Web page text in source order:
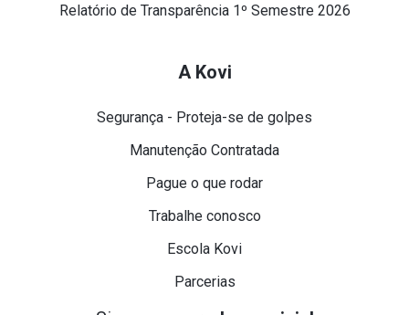
Relatório de Transparência 1º Semestre 2026
A Kovi
Segurança - Proteja-se de golpes
Manutenção Contratada
Pague o que rodar
Trabalhe conosco
Escola Kovi
Parcerias